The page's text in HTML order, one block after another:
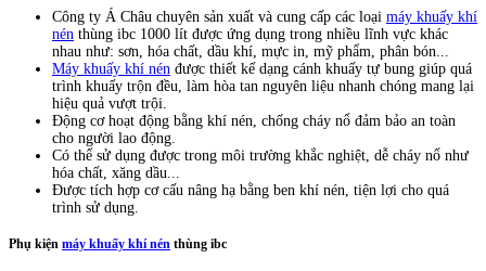
Công ty Á Châu chuyên sản xuất và cung cấp các loại máy khuấy khí
nén thùng ibc 1000 lít được ứng dụng trong nhiều lĩnh vực khác
nhau như: sơn, hóa chất, dầu khí, mực in, mỹ phẩm, phân bón...
Máy khuấy khí nén được thiết kế dạng cánh khuấy tự bung giúp quá
trình khuấy trộn đều, làm hòa tan nguyên liệu nhanh chóng mang lại
hiệu quả vượt trội.
Động cơ hoạt động bằng khí nén, chống cháy nổ đảm bảo an toàn
cho người lao động.
Có thể sử dụng được trong môi trường khắc nghiệt, dễ cháy nổ như
hóa chất, xăng dầu...
Được tích hợp cơ cấu nâng hạ bằng ben khí nén, tiện lợi cho quá
trình sử dụng.
Phụ kiện máy khuấy khí nén thùng ibc